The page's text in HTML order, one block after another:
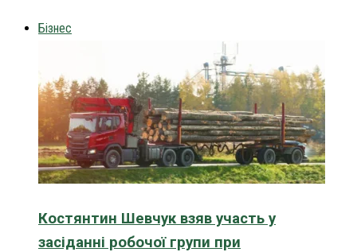
Бізнес
Костянтин Шевчук взяв участь у
засіданні робочої групи при